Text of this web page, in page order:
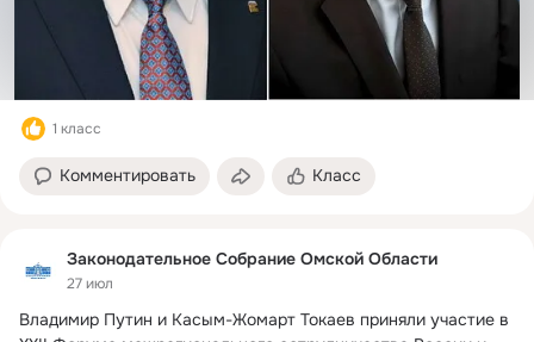
1 класс
Комментировать Класс
Законодательное Собрание Омской Области
27 июл
Владимир Путин и Касым-Жомарт Токаев приняли участие в